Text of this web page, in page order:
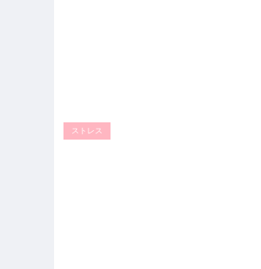
ストレス